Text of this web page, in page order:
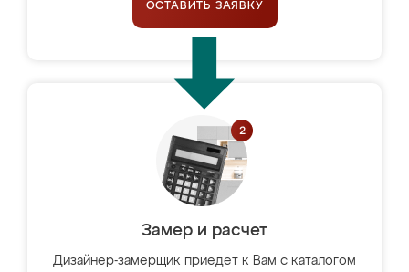
ОСТАВИТЬ ЗАЯВКУ
Замер и расчет
Дизайнер-замерщик приедет к Вам с каталогом